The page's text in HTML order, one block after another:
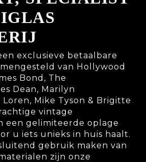
exclusieve betaalbare
van Hollywood
Bond , The
Dean, Marilyn
Loren, Mike Tyson & Brigitte
vintage
een gelimiteerde oplage
u iets unieks in huis haalt.
gebruik maken van
zijn onze